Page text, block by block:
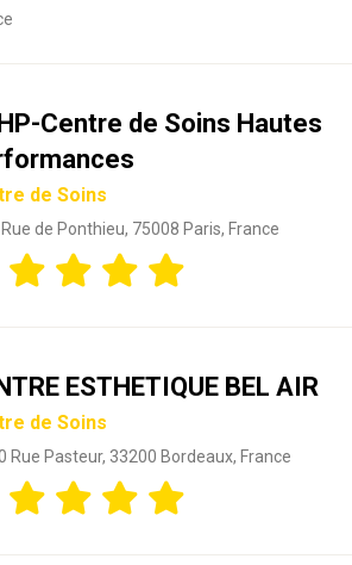
Centre de Soins Hautes
de Soins
de Ponthieu, 75008 Paris, France
ESTHETIQUE BEL AIR
de Soins
Rue Pasteur, 33200 Bordeaux, France